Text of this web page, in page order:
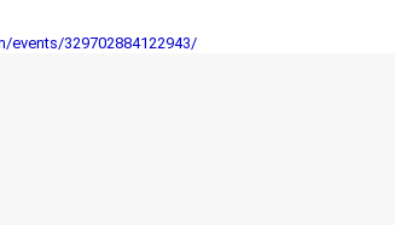
329702884122943/